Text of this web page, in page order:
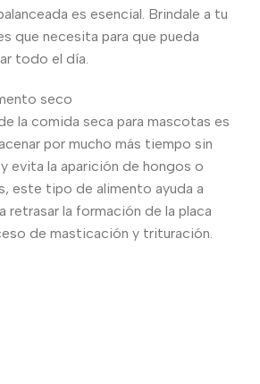
es esencial. Brindale a tu
que necesita para que pueda
todo el día.
seco
la comida seca para mascotas es
por mucho más tiempo sin
evita la aparición de hongos o
este tipo de alimento ayuda a
retrasar la formación de la placa
de masticación y trituración.